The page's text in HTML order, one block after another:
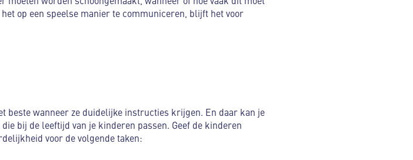
op een speelse manier te communiceren, blijft het voor
beste wanneer ze duidelijke instructies krijgen. En daar kan je
bij de leeftijd van je kinderen passen. Geef de kinderen
voor de volgende taken: